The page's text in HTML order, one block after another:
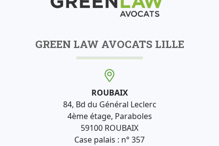
GREEN LAW AVOCATS LILLE
ROUBAIX
84, Bd du Général Leclerc
4ème étage, Paraboles
59100 ROUBAIX
Case palais : n° 357